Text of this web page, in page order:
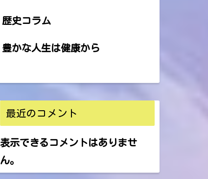
歴史コラム
豊かな人生は健康から
最近のコメント
表示できるコメントはありませ
ん。